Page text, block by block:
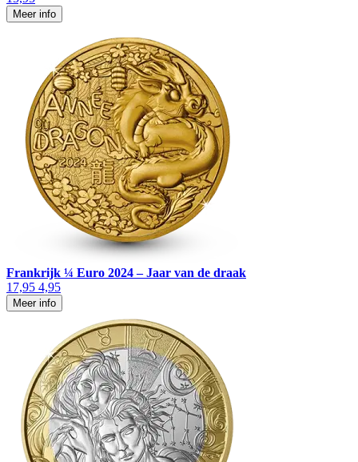
Meer info
Frankrijk ¼ Euro 2024 – Jaar van de draak
17,95 4,95
Meer info